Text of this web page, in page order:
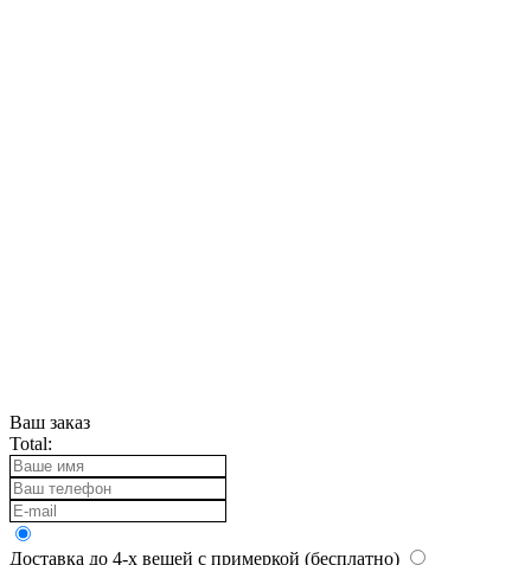
Ваш заказ
Total:
Доставка до 4-х вещей с примеркой (бесплатно)